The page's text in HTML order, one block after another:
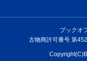
ブックオ
古物商許可番号 第